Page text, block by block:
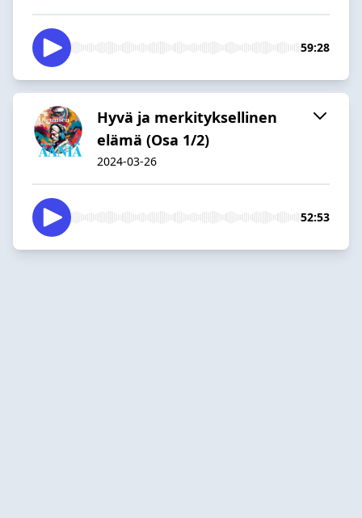
59:28
Hyvä ja merkityksellinen
elämä (Osa 1/2)
2024-03-26
52:53